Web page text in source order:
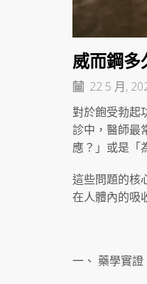
威而鋼
22 5 月,
對於飽受勃起
診中，醫師最
應？」或是「
這些問題的核
在人體內的吸
一、 藥學實